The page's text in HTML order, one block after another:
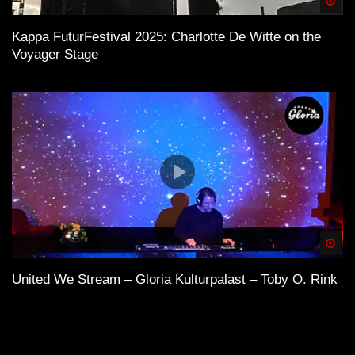
Kappa FuturFestival 2025: Charlotte De Witte on the
Voyager Stage
United We Stream – Gloria Kulturpalast – Toby O. Rink